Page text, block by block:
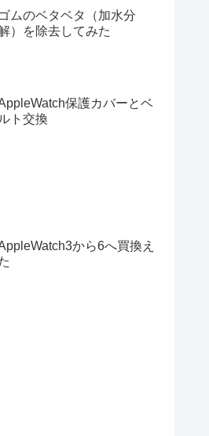
ゴムのベタベタ（加水分
）を除去してみた
保護カバーとベ
ルト交換
から6へ買換え